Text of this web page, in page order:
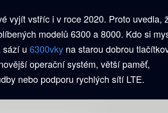
vyjít vstříc i v roce 2020. Proto uvedla,
modelů 6300 a 8000. Kdo si
sází u 6300vky na starou dobrou
operační systém, větší paměť,
nebo podporu rychlých sítí LTE.